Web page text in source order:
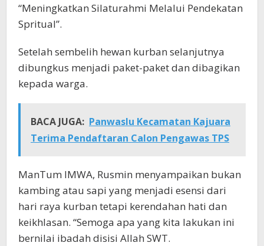
“Meningkatkan Silaturahmi Melalui Pendekatan
Spritual”.
Setelah sembelih hewan kurban selanjutnya
dibungkus menjadi paket-paket dan dibagikan
kepada warga.
BACA JUGA: Panwaslu Kecamatan Kajuara
Terima Pendaftaran Calon Pengawas TPS
ManTum IMWA, Rusmin menyampaikan bukan
kambing atau sapi yang menjadi esensi dari
hari raya kurban tetapi kerendahan hati dan
keikhlasan. “Semoga apa yang kita lakukan ini
bernilai ibadah disisi Allah SWT.